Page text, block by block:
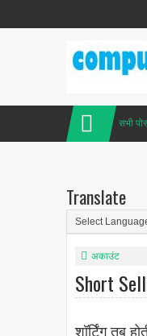
सभी
Translate
अकाउंट
Short
शॉर्टिंग तब